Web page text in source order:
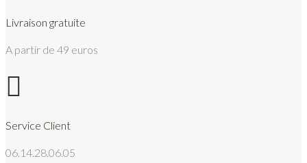
Livraison gratuite
A partir de 49 euros

Service Client
06.14.28.06.05